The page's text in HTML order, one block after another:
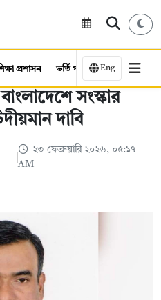
প্রশাসন ভর্তি পরীক্ষা কর্মসংস্থান
Eng
সংস্কার
দাবি
২৩ ফেব্রুয়ারি ২০২৬, ০৫:১৭
AM